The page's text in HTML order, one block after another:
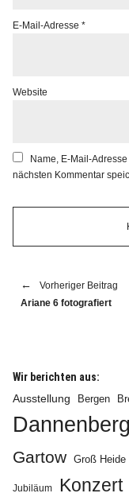
E-Mail-Adresse*
Website
Name, E-Mail-
nächsten Kommentar
Vorheriger Beitrag
Ariane 6 fotografiert
Wir berichten aus:
Ausstellung
Bergen
Dannenberg
Gartow Groß Heide
Jubiläum Konzert